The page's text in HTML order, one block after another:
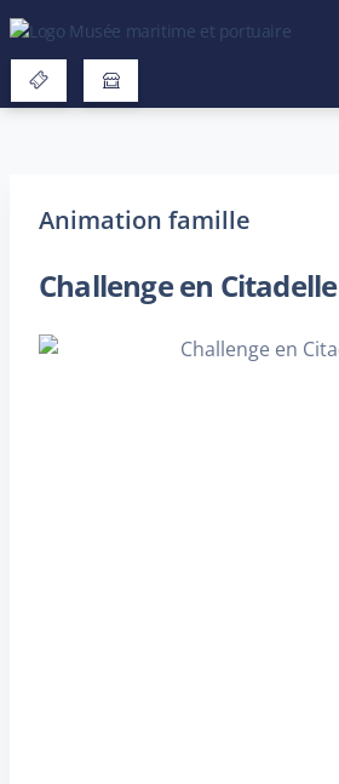
Animation famille
Challenge en Citadelle